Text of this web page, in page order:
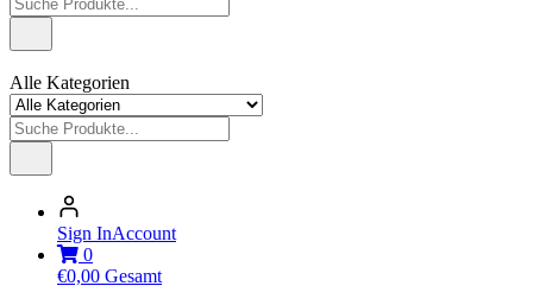
Alle Kategorien
Sign InAccount
0
€0,00 Gesamt